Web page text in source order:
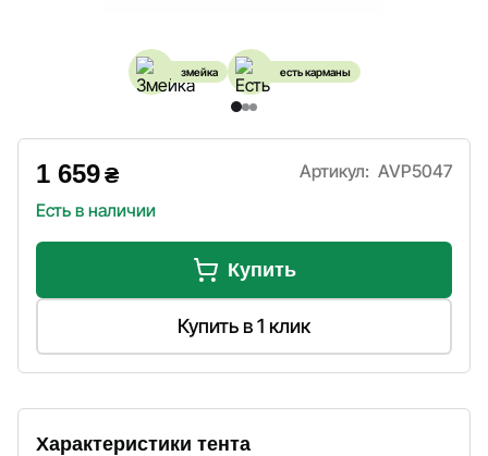
змейка есть карманы
1 659₴
Есть в наличии
Артикул: AVP5047
Купить
Купить в 1 клик
Характеристики тента